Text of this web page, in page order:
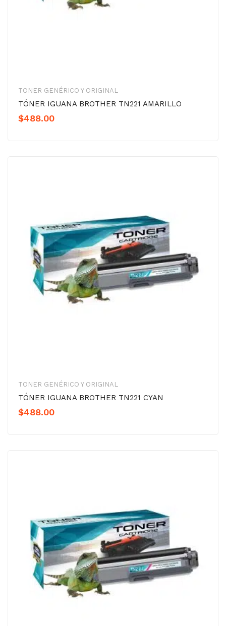
TONER GENÉRICO Y ORIGINAL
TÓNER IGUANA BROTHER TN221 AMARILLO
$488.00
TONER GENÉRICO Y ORIGINAL
TÓNER IGUANA BROTHER TN221 CYAN
$488.00